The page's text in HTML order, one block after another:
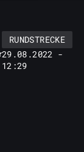
RUNDSTRECKE
29.08.2022 -
12:29